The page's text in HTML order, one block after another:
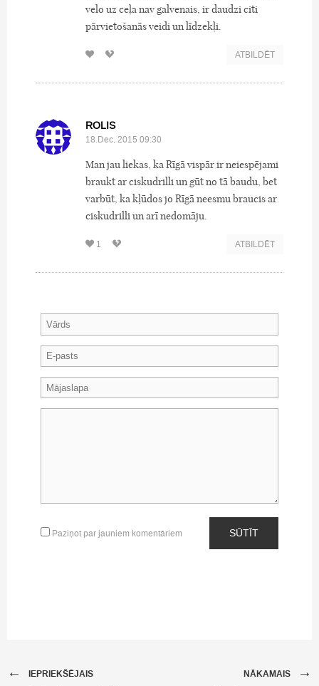
velo uz ceļa nav galvenais, ir daudzi citi
pārvietošanās veidi un līdzekļi.
ATBILDĒT
ROLIS
18.Dec, 2015 09:30
Man jau liekas, ka Rīgā vispār ir neiespējami
braukt ar ciskudrilli un gūt no tā baudu, bet
varbūt, ka kļūdos jo Rīgā neesmu braucis ar
ciskudrilli un arī nedomāju.
1 ATBILDĒT
Paziņot par jauniem komentāriem SŪTĪT
IEPRIEKŠĒJAIS
← NĀKAMAIS →